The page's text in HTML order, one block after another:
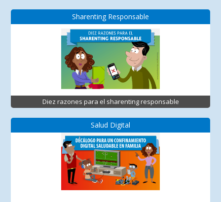
Sharenting Responsable
Diez razones para el sharenting responsable
Salud Digital